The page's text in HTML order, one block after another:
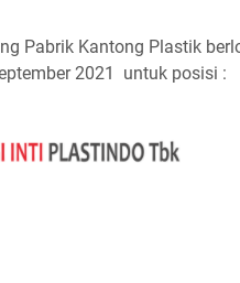
Pabrik Kantong Plastik
2021 untuk posisi :